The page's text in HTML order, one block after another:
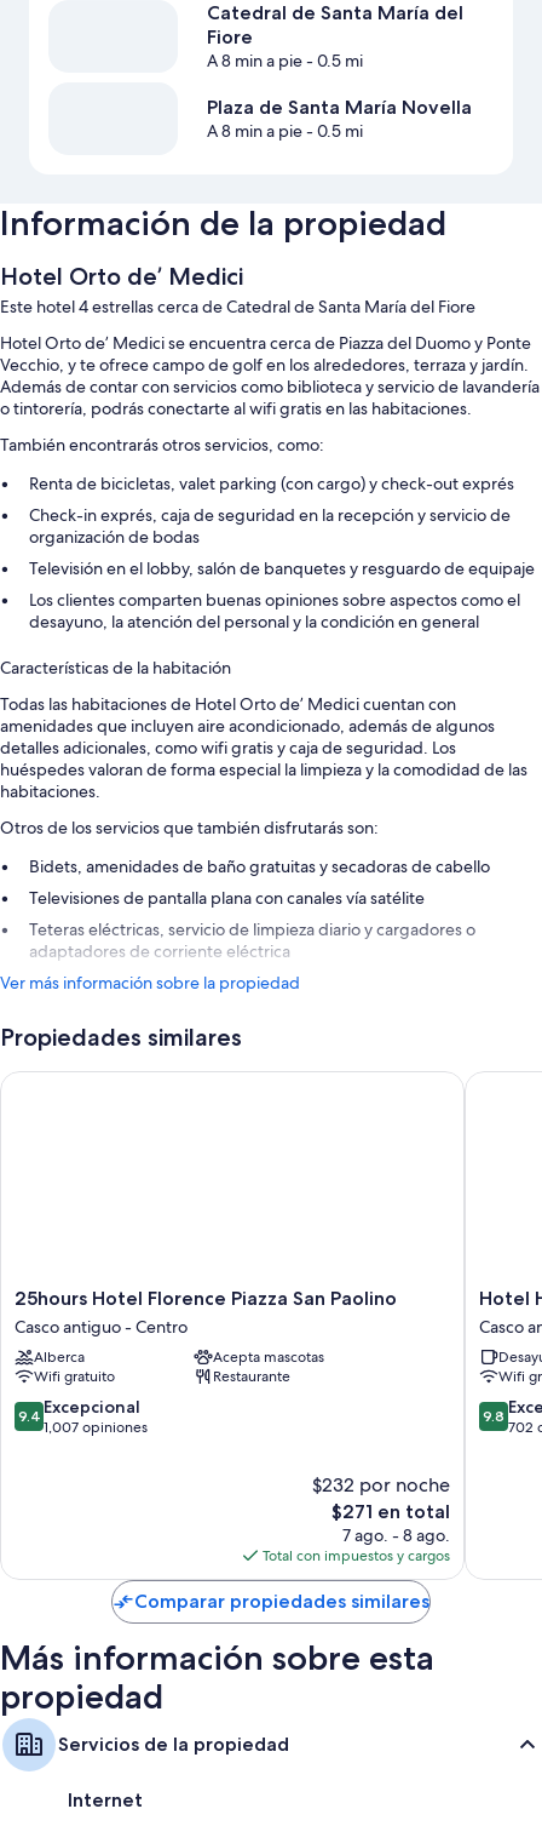
Catedral de Santa María del
Fiore
A 8 min a pie- 0.5 mi
Plaza de Santa María Novella
A 8 min a pie- 0.5 mi
Información de la propiedad
Hotel Orto de’ Medici
Este hotel 4 estrellas cerca de Catedral de Santa María del Fiore
Hotel Orto de’ Medici se encuentra cerca de Piazza del Duomo y Ponte
Vecchio, y te ofrece campo de golf en los alrededores, terraza y jardín.
Además de contar con servicios como biblioteca y servicio de lavandería
o tintorería, podrás conectarte al wifi gratis en las habitaciones.
También encontrarás otros servicios, como:
Renta de bicicletas, valet parking (con cargo) y check-out exprés
Check-in exprés, caja de seguridad en la recepción y servicio de
organización de bodas
Televisión en el lobby, salón de banquetes y resguardo de equipaje
Los clientes comparten buenas opiniones sobre aspectos como el
desayuno, la atención del personal y la condición en general
Características de la habitación
Todas las habitaciones de Hotel Orto de’ Medici cuentan con
amenidades que incluyen aire acondicionado, además de algunos
detalles adicionales, como wifi gratis y caja de seguridad. Los
huéspedes valoran de forma especial la limpieza y la comodidad de las
habitaciones.
Otros de los servicios que también disfrutarás son:
Bidets, amenidades de baño gratuitas y secadoras de cabello
Televisiones de pantalla plana con canales vía satélite
Teteras eléctricas, servicio de limpieza diario y cargadores o
adaptadores de corriente eléctrica
Ver más información sobre la propiedad
Propiedades similares
25hours
Hotel
Florence
Piazza
San
Paolino
Casco
25hours Hotel Florence Piazza San Paolino
Casco antiguo - Centro
Alberca
Acepta mascotas
Wifi gratuito
Restaurante
9.4
de
9.4 Excepcional
1,007 opiniones
$232 por noche
El
precio
actual
es
de
$271
$271 en total
7 ago. - 8 ago.
Total con impuestos y cargos
25hours Hotel Florence Piazza San Paolino
Hotel
Horto
Casco
antiguo
-
Centro
Hotel
Casco
Wifi
9.8
de
9.8
702
Hotel
Comparar propiedades similares
Más información sobre esta
propiedad
Servicios de la propiedad
Internet